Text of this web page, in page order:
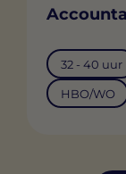
32 - 40 uur
HBO/WO